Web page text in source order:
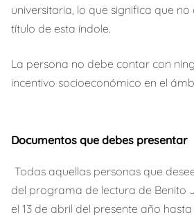
universitaria, lo que significa que
título de esta índole.
La persona no debe contar con
incentivo socioeconómico en el
Documentos que debes presentar
Todas aquellas personas que
del programa de lectura de Benito
el 13 de abril del presente año